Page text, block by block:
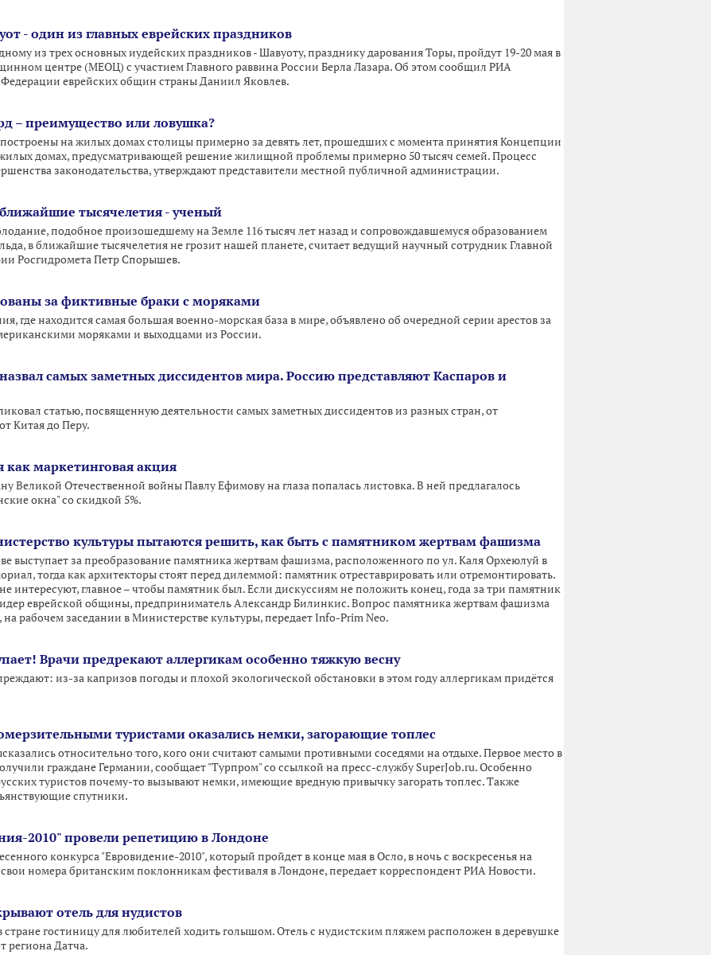
- один из главных еврейских праздников
из трех основных иудейских праздников - Шавуоту, празднику дарования Торы, пройдут 19-20 мая в
центре (МЕОЦ) с участием Главного раввина России Берла Лазара. Об этом сообщил РИА
Федерации еврейских общин страны Даниил Яковлев.
– преимущество или ловушка?
на жилых домах столицы примерно за девять лет, прошедших с момента принятия Концепции
жилых домах, предусматривающей решение жилищной проблемы примерно 50 тысяч семей. Процесс
законодательства, утверждают представители местной публичной администрации.
тысячелетия - ученый
подобное произошедшему на Земле 116 тысяч лет назад и сопровождавшемуся образованием
в ближайшие тысячелетия не грозит нашей планете, считает ведущий научный сотрудник Главной
Росгидромета Петр Спорышев.
за фиктивные браки с моряками
где находится самая большая военно-морская база в мире, объявлено об очередной серии арестов за
моряками и выходцами из России.
самых заметных диссидентов мира. Россию представляют Каспаров и
статью, посвященную деятельности самых заметных диссидентов из разных стран, от
Китая до Перу.
как маркетинговая акция
Великой Отечественной войны Павлу Ефимову на глаза попалась листовка. В ней предлагалось
окна" со скидкой 5%.
культуры пытаются решить, как быть с памятником жертвам фашизма
выступает за преобразование памятника жертвам фашизма, расположенного по ул. Каля Орхеюлуй в
тогда как архитекторы стоят перед дилеммой: памятник отреставрировать или отремонтировать.
интересуют, главное – чтобы памятник был. Если дискуссиям не положить конец, года за три памятник
еврейской общины, предприниматель Александр Билинкис. Вопрос памятника жертвам фашизма
на рабочем заседании в Министерстве культуры, передает Info-Prim Neo.
Врачи предрекают аллергикам особенно тяжкую весну
из-за капризов погоды и плохой экологической обстановки в этом году аллергикам придётся
туристами оказались немки, загорающие топлес
относительно того, кого они считают самыми противными соседями на отдыхе. Первое место в
граждане Германии, сообщает "Турпром" со ссылкой на пресс-службу SuperJob.ru. Особенно
туристов почему-то вызывают немки, имеющие вредную привычку загорать топлес. Также
спутники.
2010" провели репетицию в Лондоне
конкурса "Евровидение-2010", который пройдет в конце мая в Осло, в ночь с воскресенья на
номера британским поклонникам фестиваля в Лондоне, передает корреспондент РИА Новости.
отель для нудистов
стране гостиницу для любителей ходить голышом. Отель с нудистским пляжем расположен в деревушке
региона Датча.